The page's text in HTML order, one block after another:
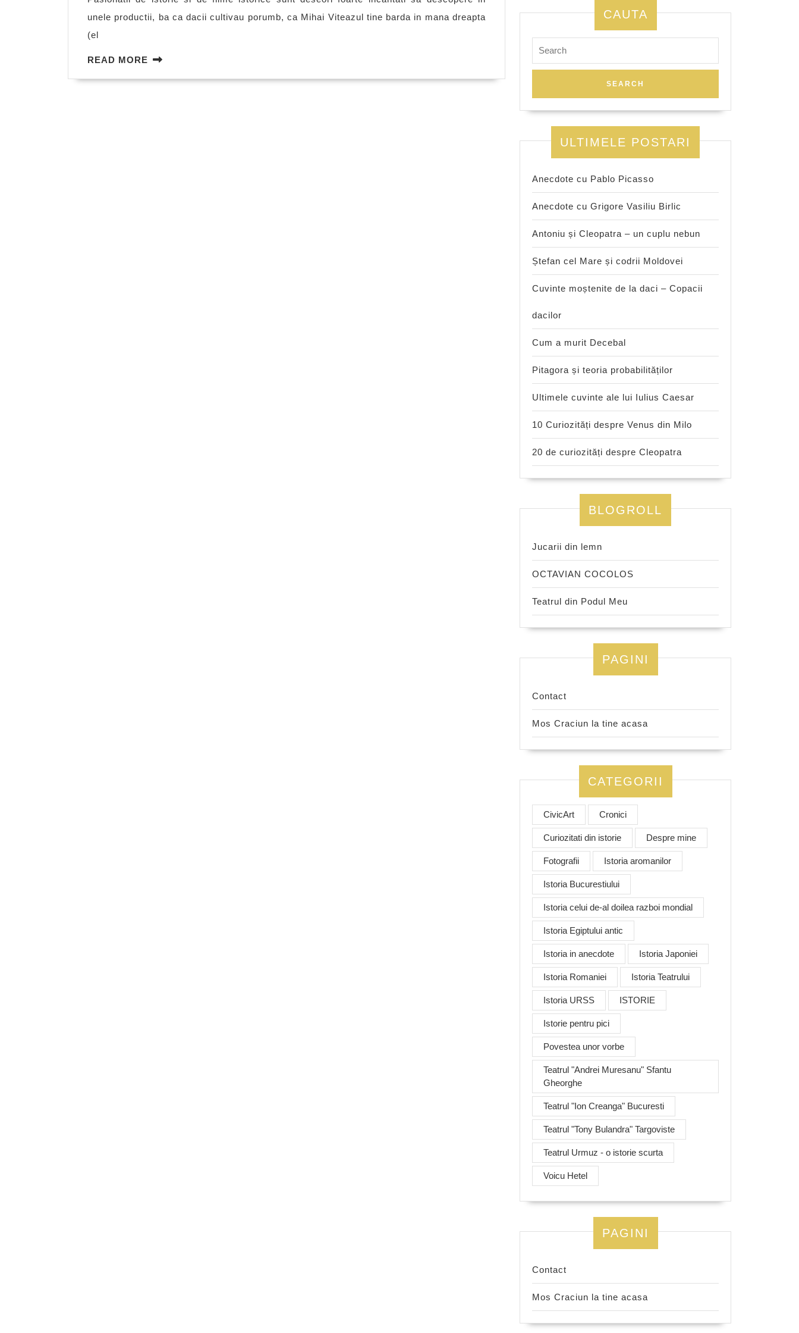
Stefan
ceas
unele productii, ba ca dacii cultivau porumb, ca Mihai Viteazul tine barda in mana dreapta
(el
READ MORE READ
CAUTA
for:
ULTIMELE POSTARI
Anecdote cu Pablo Picasso
Anecdote cu Grigore Vasiliu Birlic
Antoniu și Cleopatra – un cuplu nebun
Ștefan cel Mare și codrii Moldovei
Cuvinte moștenite de la daci – Copacii
dacilor
Cum a murit Decebal
Pitagora și teoria probabilităților
Ultimele cuvinte ale lui Iulius Caesar
10 Curiozități despre Venus din Milo
20 de curiozități despre Cleopatra
BLOGROLL
Jucarii din lemn
OCTAVIAN COCOLOS
Teatrul din Podul Meu
PAGINI
Contact
Mos Craciun la tine acasa
CATEGORII
CivicArt Cronici
Curiozitati din istorie Despre mine
Fotografii Istoria aromanilor
Istoria Bucurestiului
Istoria celui de-al doilea razboi mondial
Istoria Egiptului antic
Istoria in anecdote Istoria Japoniei
Istoria Romaniei Istoria Teatrului
Istoria URSS ISTORIE
Istorie pentru pici
Povestea unor vorbe
Teatrul "Andrei Muresanu" Sfantu
Gheorghe
Teatrul "Ion Creanga" Bucuresti
Teatrul "Tony Bulandra" Targoviste
Teatrul Urmuz - o istorie scurta
Voicu Hetel
PAGINI
Contact
Mos Craciun la tine acasa